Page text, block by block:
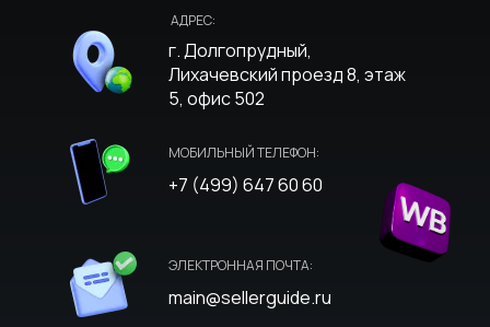
АДРЕС:
г. Долгопрудный,
Лихачевский проезд 8, этаж
5, офис 502
МОБИЛЬНЫЙ ТЕЛЕФОН:
+7 (499) 647 60 60
ЭЛЕКТРОННАЯ ПОЧТА:
main@sellerguide.ru